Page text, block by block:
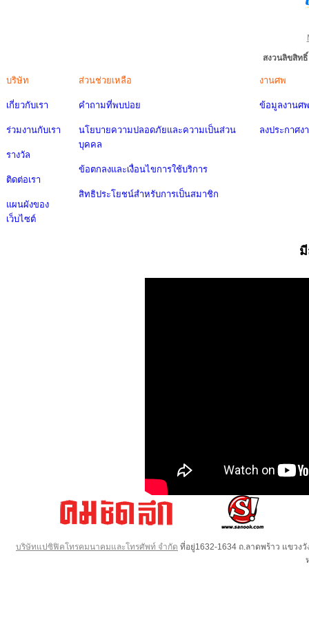
สงวนลิขสิท
บริษัท
เกี่ยวกับเรา
ร่วมงานกับเรา
รางวัล
ติดต่อเรา
แผนผังของ
เว็บไซต์
ส่วนช่วยเหลือ
คำถามที่พบบ่อย
นโยบายความปลอดภัยและความเป็นส่วน
บุคคล
ข้อตกลงและเงื่อนไขการใช้บริการ
สิทธิประโยชน์สำหรับการเป็นสมาชิก
งานศพ
ข้อมูลงานศพ
ลงประกาศง
บริษัทแปซิฟิคโทรคมนาคมและโทรศัพท์ จำกัด ที่อยู่1632-1634 ถ.ลาดพร้าว แขวง